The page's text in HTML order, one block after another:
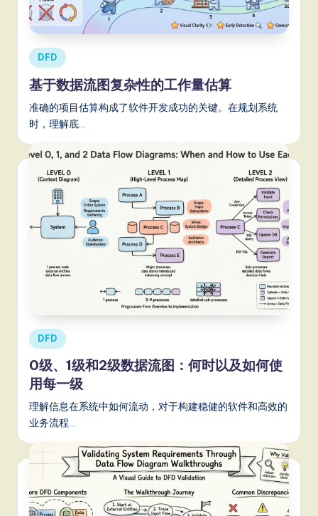
p
li
fi
e
d
C
hi
s
a
e
s
t
T
r
e
Posted
in
DFD
基于数据流图复杂性的工作量估算
准确的项目估算构成了软件开发成功的关键。在规划系统
时，理解底…
Posted
in
DFD
0级、1级和2级数据流图：何时以及如何使
用每一级
理解信息在系统中如何流动，对于构建稳健的软件和高效的
业务流程…